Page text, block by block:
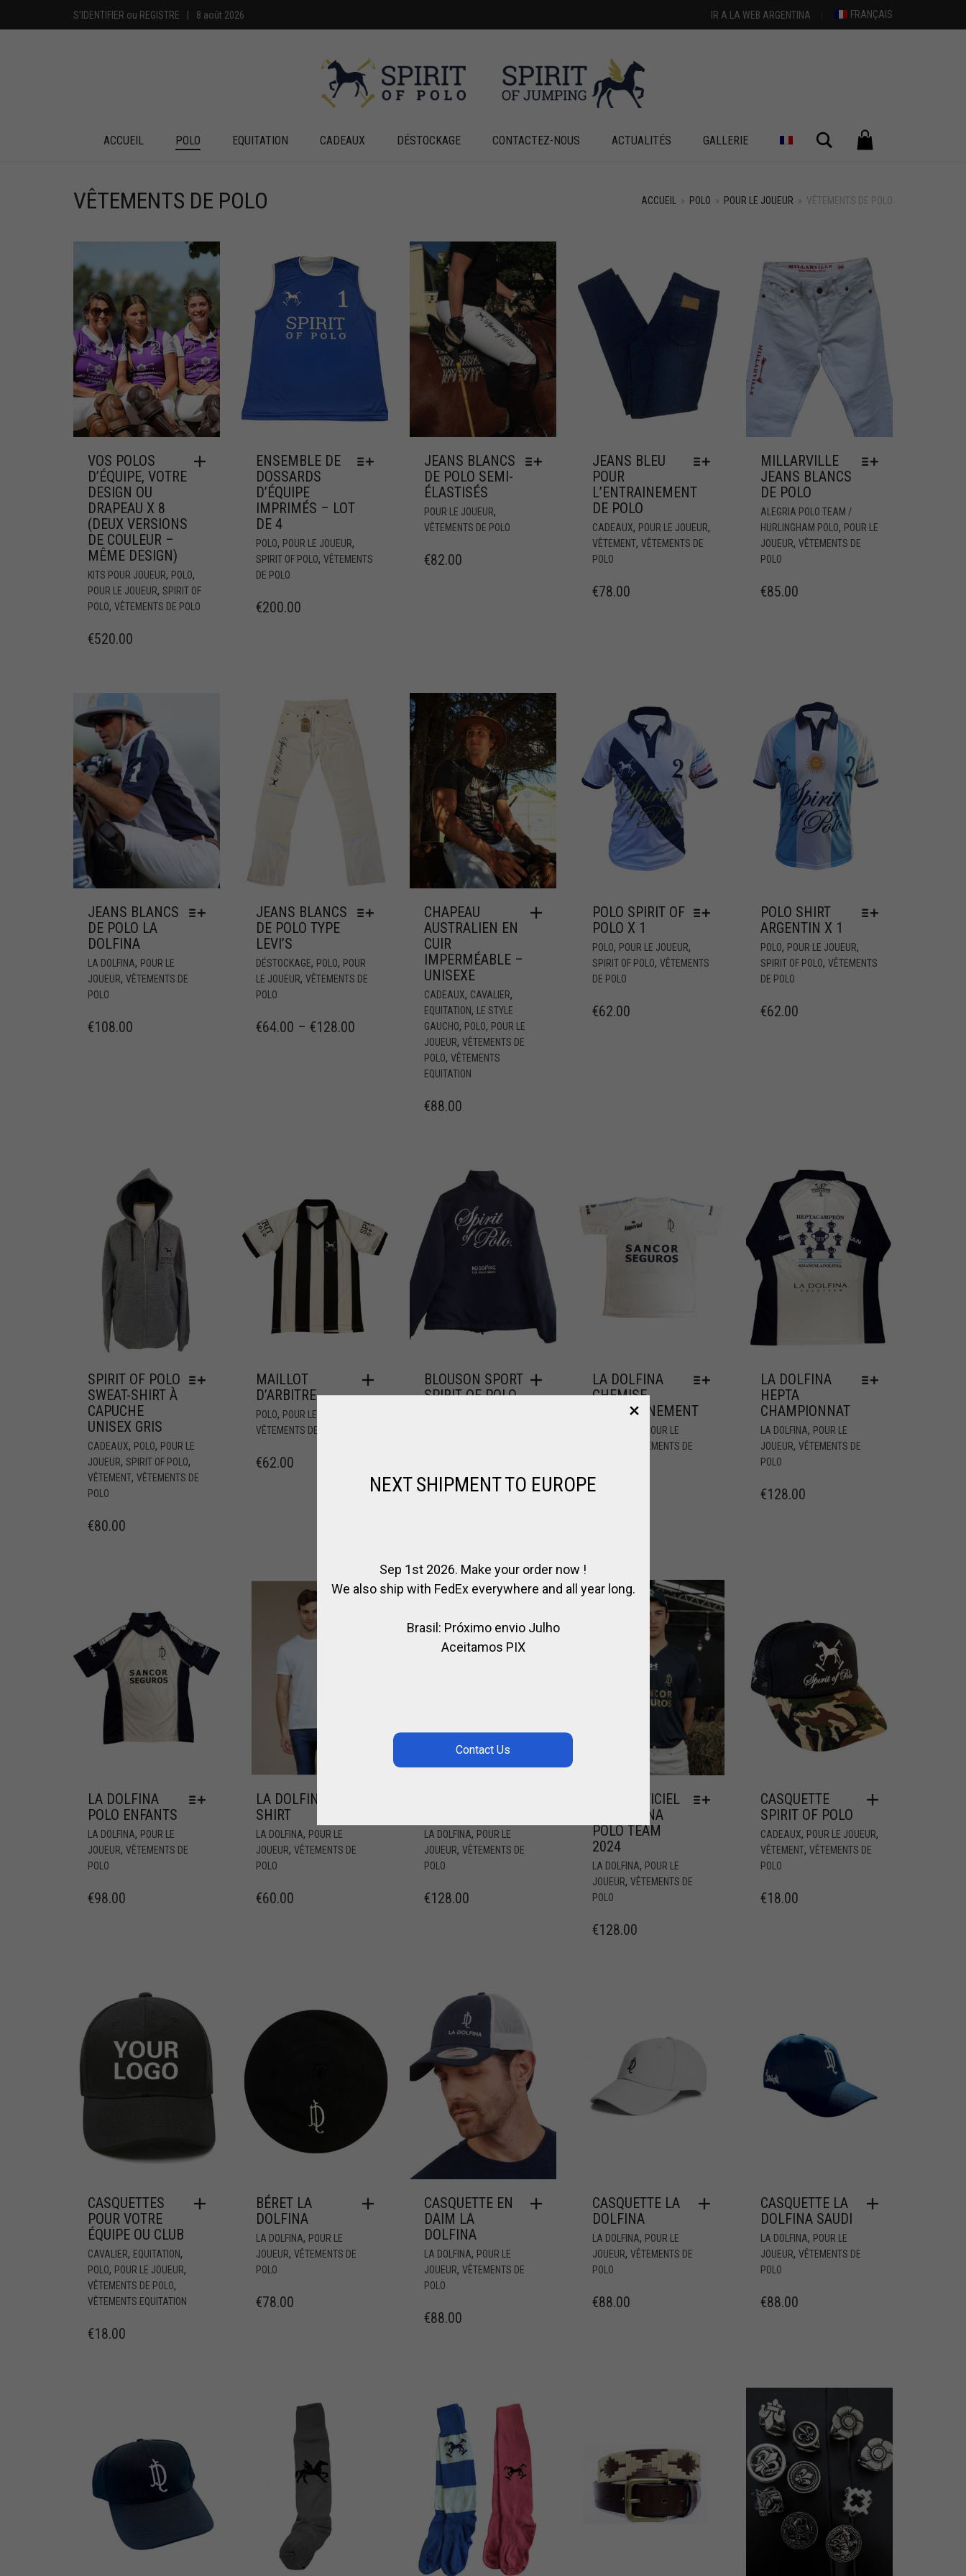
S'IDENTIFIER ou REGISTRE | 8 août 2026 IR A LA WEB ARGENTINA FRANÇAIS
ACCUEIL POLO EQUITATION CADEAUX DÉSTOCKAGE CONTACTEZ-NOUS ACTUALITÉS GALLERIE Chercher
VÊTEMENTS DE POLO ACCUEIL » POLO » POUR LE JOUEUR » VÊTEMENTS DE POLO
VOS POLOS
D’ÉQUIPE, VOTRE
DESIGN OU
DRAPEAU X 8
(DEUX VERSIONS
DE COULEUR –
MÊME DESIGN)
KITS POUR JOUEUR, POLO,
POUR LE JOUEUR, SPIRIT OF
POLO, VÊTEMENTS DE POLO
€520.00
ENSEMBLE DE
DOSSARDS
D’ÉQUIPE
IMPRIMÉS – LOT
DE 4
POLO, POUR LE JOUEUR,
SPIRIT OF POLO, VÊTEMENTS
DE POLO
€200.00
JEANS BLANCS
DE POLO SEMI-
ÉLASTISÉS
POUR LE JOUEUR,
VÊTEMENTS DE POLO
€82.00
JEANS BLEU
POUR
L’ENTRAINEMENT
DE POLO
CADEAUX, POUR LE JOUEUR,
VÊTEMENT, VÊTEMENTS DE
POLO
€78.00
MILLARVILLE
JEANS BLANCS
DE POLO
ALEGRIA POLO TEAM /
HURLINGHAM POLO, POUR LE
JOUEUR, VÊTEMENTS DE
POLO
€85.00
JEANS BLANCS
DE POLO LA
DOLFINA
LA DOLFINA, POUR LE
JOUEUR, VÊTEMENTS DE
POLO
€108.00
JEANS BLANCS
DE POLO TYPE
LEVI’S
DÉSTOCKAGE, POLO, POUR
LE JOUEUR, VÊTEMENTS DE
POLO
€64.00 – €128.00
CHAPEAU
AUSTRALIEN EN
CUIR
IMPERMÉABLE –
UNISEXE
CADEAUX, CAVALIER,
EQUITATION,
LE STYLE
GAUCHO, POLO, POUR LE
JOUEUR, VÊTEMENTS DE
POLO, VÊTEMENTS
EQUITATION
€88.00
POLO SPIRIT OF
POLO X 1
POLO, POUR LE JOUEUR,
SPIRIT OF POLO, VÊTEMENTS
DE POLO
€62.00
POLO SHIRT
ARGENTIN X 1
POLO, POUR LE JOUEUR,
SPIRIT OF POLO, VÊTEMENTS
DE POLO
€62.00
SPIRIT OF POLO
SWEAT-SHIRT À
CAPUCHE
UNISEX GRIS
CADEAUX, POLO, POUR LE
JOUEUR, SPIRIT OF POLO,
VÊTEMENT, VÊTEMENTS DE
POLO
€80.00
MAILLOT
D’ARBITRE
POLO, POUR LE JOUEUR
VÊTEMENTS DE POLO
€62.00
BLOUSON SPORT
SPIRIT OF POLO
€ 48.00
LA DOLFINA
CHEMISE
D’ENTRAÎNEMENT
POUR LE
VÊTEMENTS DE
€
LA DOLFINA
HEPTA
CHAMPIONNAT
LA DOLFINA, POUR LE
JOUEUR, VÊTEMENTS DE
POLO
€128.00
LA DOLFINA
POLO ENFANTS
LA DOLFINA, POUR LE
JOUEUR, VÊTEMENTS DE
POLO
€98.00
LA DOLFINA T-
SHIRT
LA DOLFINA, POUR LE
JOUEUR, VÊTEMENTS DE
POLO
€60.00
LA DOLFINA, POUR LE
JOUEUR, VÊTEMENTS DE
POLO
€128.00
POLO OFFICIEL
LA DOLFINA
POLO TEAM
2024
LA DOLFINA, POUR LE
JOUEUR, VÊTEMENTS DE
POLO
€128.00
CASQUETTE
SPIRIT OF POLO
CADEAUX, POUR LE JOUEUR,
VÊTEMENT, VÊTEMENTS DE
POLO
€18.00
CASQUETTES
POUR VOTRE
ÉQUIPE OU CLUB
CAVALIER, EQUITATION,
POLO, POUR LE JOUEUR,
VÊTEMENTS DE POLO,
VÊTEMENTS EQUITATION
€18.00
BÉRET LA
DOLFINA
LA DOLFINA, POUR LE
JOUEUR, VÊTEMENTS DE
POLO
€78.00
CASQUETTE EN
DAIM LA
DOLFINA
LA DOLFINA, POUR LE
JOUEUR, VÊTEMENTS DE
POLO
€88.00
CASQUETTE LA
DOLFINA
LA DOLFINA, POUR LE
JOUEUR, VÊTEMENTS DE
POLO
€88.00
CASQUETTE LA
DOLFINA SAUDI
LA DOLFINA, POUR LE
JOUEUR, VÊTEMENTS DE
POLO
€88.00
NEXT SHIPMENT TO EUROPE
Sep 1st 2026. Make your order now !
We also ship with FedEx everywhere and all year long.
Brasil: Próximo envio Julho
Aceitamos PIX